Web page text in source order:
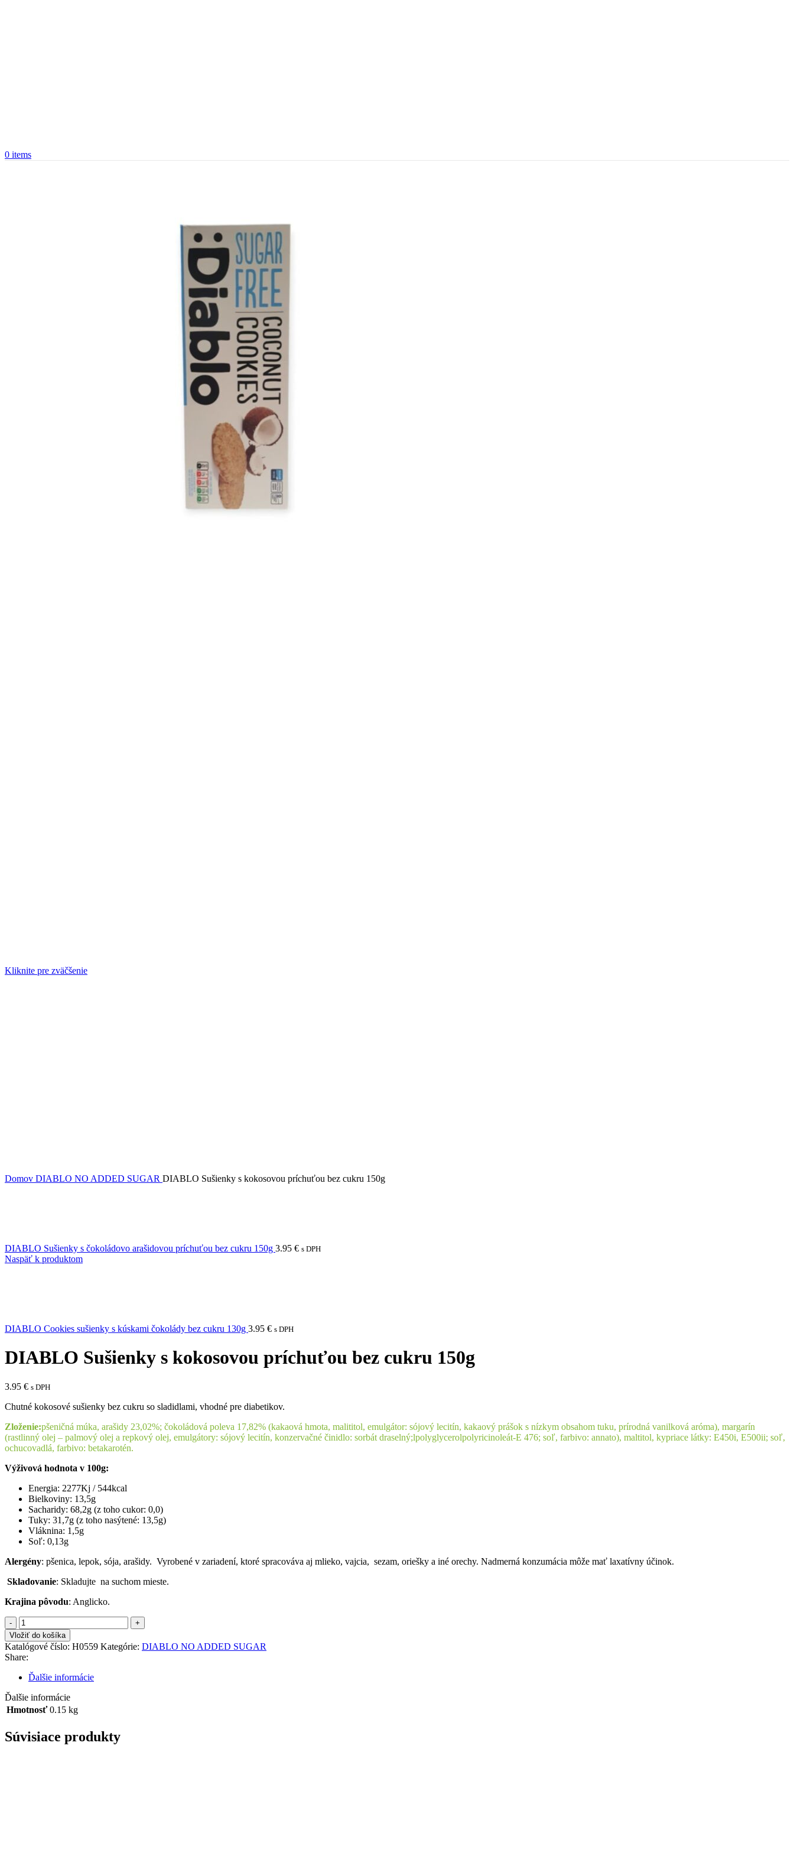
0 items
Kliknite pre zväčšenie
Domov DIABLO NO ADDED SUGAR DIABLO Sušienky s kokosovou príchuťou bez cukru 150g
DIABLO Sušienky s čokoládovo arašidovou príchuťou bez cukru 150g 3.95 € s DPH
Naspäť k produktom
DIABLO Cookies sušienky s kúskami čokolády bez cukru 130g 3.95 € s DPH
DIABLO Sušienky s kokosovou príchuťou bez cukru 150g
3.95 € s DPH
Chutné kokosové sušienky bez cukru so sladidlami, vhodné pre diabetikov.
Zloženie:pšeničná múka, arašidy 23,02%; čokoládová poleva 17,82% (kakaová hmota, malititol, emulgátor: sójový lecitín, kakaový prášok s nízkym obsahom tuku, prírodná vanilková aróma), margarín
(rastlinný olej – palmový olej a repkový olej, emulgátory: sójový lecitín, konzervačné činidlo: sorbát draselný;lpolyglycerolpolyricinoleát-E 476; soľ, farbivo: annato), maltitol, kypriace látky: E450i, E500ii; soľ,
ochucovadlá, farbivo: betakarotén.
Výživová hodnota v 100g:
Energia: 2277Kj / 544kcal
Bielkoviny: 13,5g
Sacharidy: 68,2g (z toho cukor: 0,0)
Tuky: 31,7g (z toho nasýtené: 13,5g)
Vláknina: 1,5g
Soľ: 0,13g
Alergény: pšenica, lepok, sója, arašidy. Vyrobené v zariadení, ktoré spracováva aj mlieko, vajcia, sezam, oriešky a iné orechy. Nadmerná konzumácia môže mať laxatívny účinok.
Skladovanie: Skladujte na suchom mieste.
Krajina pôvodu: Anglicko.
množstvo
DIABLO
Sušienky
s
kokosovou
príchuťou
bez
cukru
150g
Vložiť do košíka
Katalógové číslo: H0559 Kategórie: DIABLO NO ADDED SUGAR
Share:
Ďalšie informácie
Ďalšie informácie
Hmotnosť 0.15 kg
Súvisiace produkty